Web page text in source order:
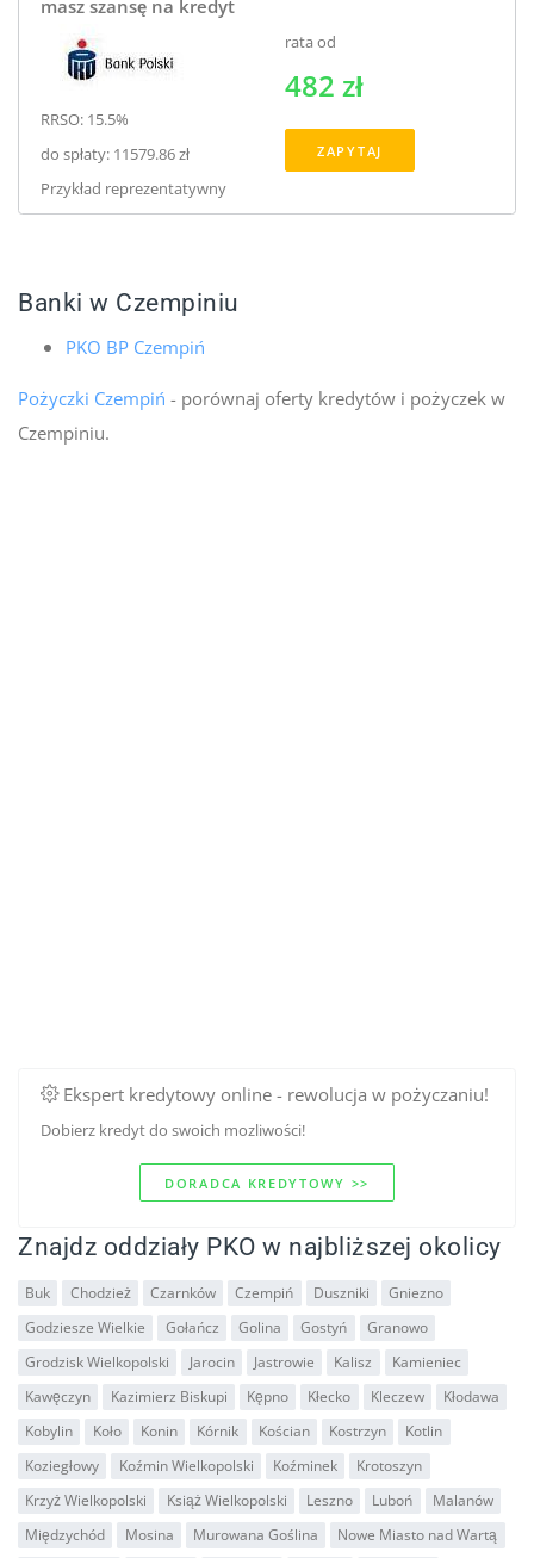
masz szansę na kredyt
RRSO: 15.5%
do spłaty: 11579.86 zł
Przykład reprezentatywny
rata od
482 zł
ZAPYTAJ
Banki w Czempiniu
PKO BP Czempiń
Pożyczki Czempiń - porównaj oferty kredytów i pożyczek w
Czempiniu.
Ekspert kredytowy online - rewolucja w pożyczaniu!
Dobierz kredyt do swoich mozliwości!
DORADCA KREDYTOWY >>
Znajdz oddziały PKO w najbliższej okolicy
Buk Chodzież Czarnków Czempiń Duszniki
Gniezno
Godziesze Wielkie
Gołańcz Golina Gostyń
Granowo
Grodzisk Wielkopolski
Jarocin Jastrowie Kalisz
Kamieniec
Kawęczyn
Kazimierz Biskupi Kępno Kłecko Kleczew
Kłodawa
Kobylin
Koło Konin Kórnik Kościan Kostrzyn
Kotlin
Koziegłowy
Koźmin Wielkopolski Koźminek
Krotoszyn
Krzyż Wielkopolski
Książ Wielkopolski Leszno Luboń
Malanów
Międzychód
Mosina Murowana Goślina
Nowe Miasto nad Wartą